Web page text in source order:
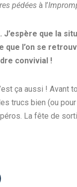
pédées à l’
J’espère que la
que l’on se
convivial !
ça aussi !
trucs bien (ou
La fête de